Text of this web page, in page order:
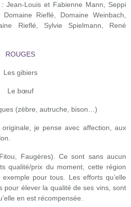
: Jean-Louis et Fabienne Mann, Seppi
Rieflé, Domaine Weinbach,
Rieflé, Sylvie Spielmann, René
ROUGES
Les gibiers
Le bœuf
(zèbre, autruche, bison…)
je pense avec affection, aux
Faugères). Ce sont sans aucun
qualité/prix du moment, cette région
pour tous. Les efforts qu’elle
pour élever la qualité de ses vins, sont
en est récompensée.